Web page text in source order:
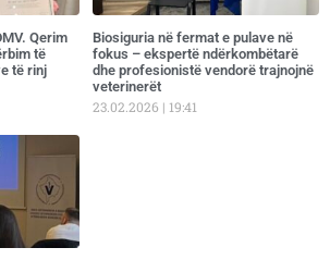
Qerim
të
të rinj
Biosiguria në fermat e pulave në
fokus – ekspertë ndërkombëtarë
dhe profesionistë vendorë trajnojnë
veterinerët
23.02.2026 19:41